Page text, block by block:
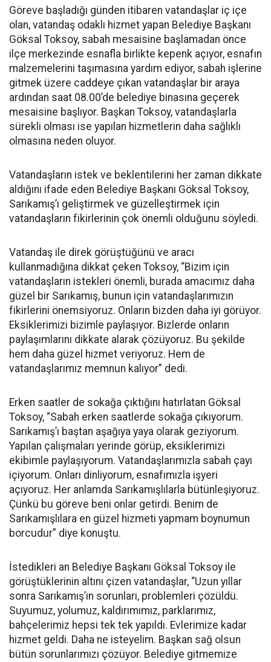
Göreve başladığı günden itibaren vatandaşlar iç içe
olan, vatandaş odaklı hizmet yapan Belediye Başkanı
Göksal Toksoy, sabah mesaisine başlamadan önce
ilçe merkezinde esnafla birlikte kepenk açıyor, esnafın
malzemelerini taşımasına yardım ediyor, sabah işlerine
gitmek üzere caddeye çıkan vatandaşlar bir araya
ardından saat 08.00’de belediye binasına geçerek
mesaisine başlıyor. Başkan Toksoy, vatandaşlarla
sürekli olması ise yapılan hizmetlerin daha sağlıklı
olmasına neden oluyor.
Vatandaşların istek ve beklentilerini her zaman dikkate
aldığını ifade eden Belediye Başkanı Göksal Toksoy,
Sarıkamış’ı geliştirmek ve güzelleştirmek için
vatandaşların fikirlerinin çok önemli olduğunu söyledi.
Vatandaş ile direk görüştüğünü ve aracı
kullanmadığına dikkat çeken Toksoy, “Bizim için
vatandaşların istekleri önemli, burada amacımız daha
güzel bir Sarıkamış, bunun için vatandaşlarımızın
fikirlerini önemsiyoruz. Onların bizden daha iyi görüyor.
Eksiklerimizi bizimle paylaşıyor. Bizlerde onların
paylaşımlarını dikkate alarak çözüyoruz. Bu şekilde
hem daha güzel hizmet veriyoruz. Hem de
vatandaşlarımız memnun kalıyor” dedi.
Erken saatler de sokağa çıktığını hatırlatan Göksal
Toksoy, “Sabah erken saatlerde sokağa çıkıyorum.
Sarıkamış’ı baştan aşağıya yaya olarak geziyorum.
Yapılan çalışmaları yerinde görüp, eksiklerimizi
ekibimle paylaşıyorum. Vatandaşlarımızla sabah çayı
içiyorum. Onları dinliyorum, esnafımızla işyeri
açıyoruz. Her anlamda Sarıkamışlılarla bütünleşiyoruz.
Çünkü bu göreve beni onlar getirdi. Benim de
Sarıkamışlılara en güzel hizmeti yapmam boynumun
borcudur” diye konuştu.
İstedikleri an Belediye Başkanı Göksal Toksoy ile
görüştüklerinin altını çizen vatandaşlar, “Uzun yıllar
sonra Sarıkamış’ın sorunları, problemleri çözüldü.
Suyumuz, yolumuz, kaldırımımız, parklarımız,
bahçelerimiz hepsi tek tek yapıldı. Evlerimize kadar
hizmet geldi. Daha ne isteyelim. Başkan sağ olsun
bütün sorunlarımızı çözüyor. Belediye gitmemize